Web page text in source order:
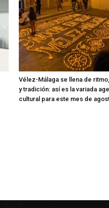
Vélez-Málaga se llena de
y tradición: así es la variada
cultural para este mes de